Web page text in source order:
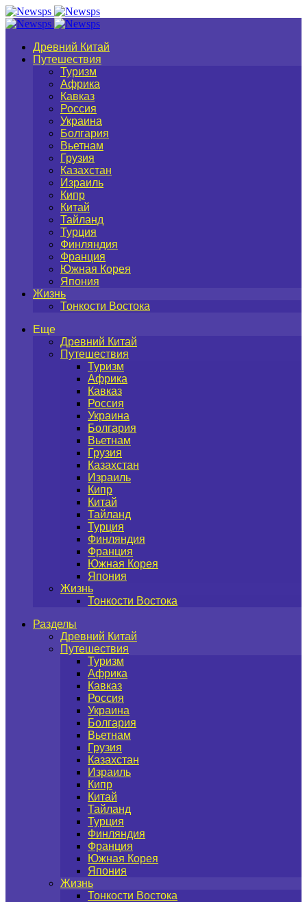
Древний Китай
Путешествия
Туризм
Африка
Кавказ
Россия
Украина
Болгария
Вьетнам
Грузия
Казахстан
Израиль
Кипр
Китай
Тайланд
Турция
Финляндия
Франция
Южная Корея
Япония
Жизнь
Тонкости Востока
Еще
Древний Китай
Путешествия
Туризм
Африка
Кавказ
Россия
Украина
Болгария
Вьетнам
Грузия
Казахстан
Израиль
Кипр
Китай
Тайланд
Турция
Финляндия
Франция
Южная Корея
Япония
Жизнь
Тонкости Востока
Разделы
Древний Китай
Путешествия
Туризм
Африка
Кавказ
Россия
Украина
Болгария
Вьетнам
Грузия
Казахстан
Израиль
Кипр
Китай
Тайланд
Турция
Финляндия
Франция
Южная Корея
Япония
Жизнь
Тонкости Востока